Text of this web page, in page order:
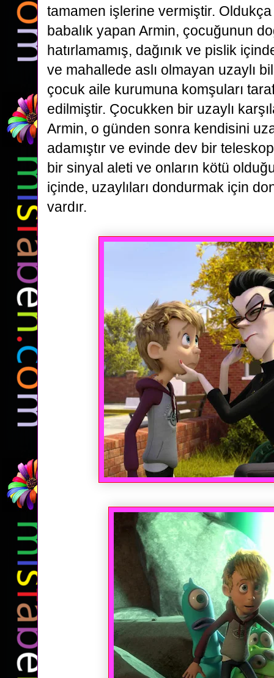
tamamen işlerine vermiştir.
babalık yapan Armin, çocuğunun
hatırlamamış, dağınık ve pislik
ve mahallede aslı olmayan uzaylı
çocuk aile kurumuna komşuları
edilmiştir. Çocukken bir uzaylı
Armin, o günden sonra kendisini
adamıştır ve evinde dev bir
bir sinyal aleti ve onların kötü
içinde, uzaylıları dondurmak için
vardır.